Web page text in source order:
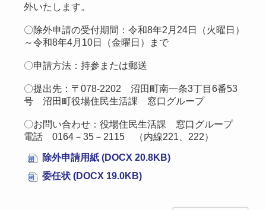
外いたします。
〇除外申請の受付期間：令和8年2月24日（火曜日）
～令和8年4月10日（金曜日）まで
〇申請方法：持参または郵送
〇提出先：〒078-2202 沼田町南一条3丁目6番53
号 沼田町役場住民生活課 窓口グループ
〇お問い合わせ：役場住民生活課 窓口グループ
電話 0164－35－2115 （内線221、222）
除外申請用紙 (DOCX 20.8KB)
委任状 (DOCX 19.0KB)